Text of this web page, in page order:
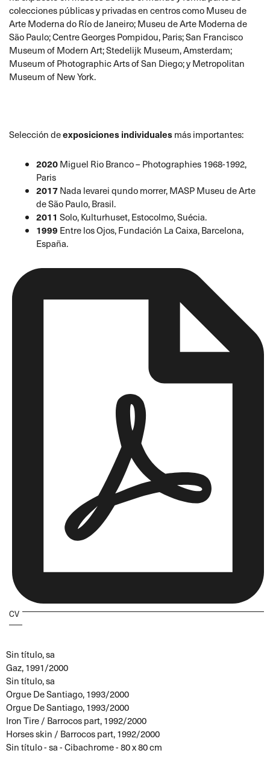
colecciones públicas y privadas en centros como Museu de
Arte Moderna do Río de Janeiro; Museu de Arte Moderna de
São Paulo; Centre Georges Pompidou, Paris; San Francisco
Museum of Modern Art; Stedelijk Museum, Amsterdam;
Museum of Photographic Arts of San Diego; y Metropolitan
Museum of New York.
Selección deexposiciones individualesmás importantes:
2020Miguel Rio Branco – Photographies 1968-1992,
Paris
2017Nada levarei qundo morrer, MASP Museu de Arte
de São Paulo, Brasil.
2011 Solo, Kulturhuset, Estocolmo, Suécia.
1999 Entre los Ojos, Fundación La Caixa, Barcelona,
España.
CV
Sin título, sa
Gaz, 1991/2000
Sin título, sa
Orgue De Santiago, 1993/2000
Orgue De Santiago, 1993/2000
Iron Tire / Barrocos part, 1992/2000
Horses skin / Barrocos part, 1992/2000
Sin título - sa - Cibachrome - 80 x 80 cm